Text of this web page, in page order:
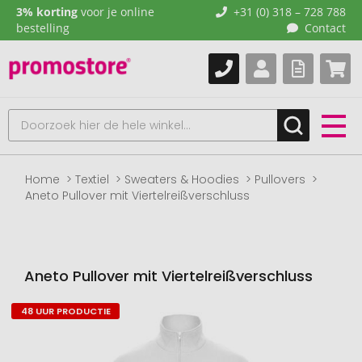
3% korting voor je online
bestelling
+31 (0) 318 – 728 788
Contact
Home Textiel Sweaters & Hoodies
Pullovers
Aneto Pullover mit Viertelreißverschluss
Aneto Pullover mit Viertelreißverschluss
Naar
48 UUR PRODUCTIE